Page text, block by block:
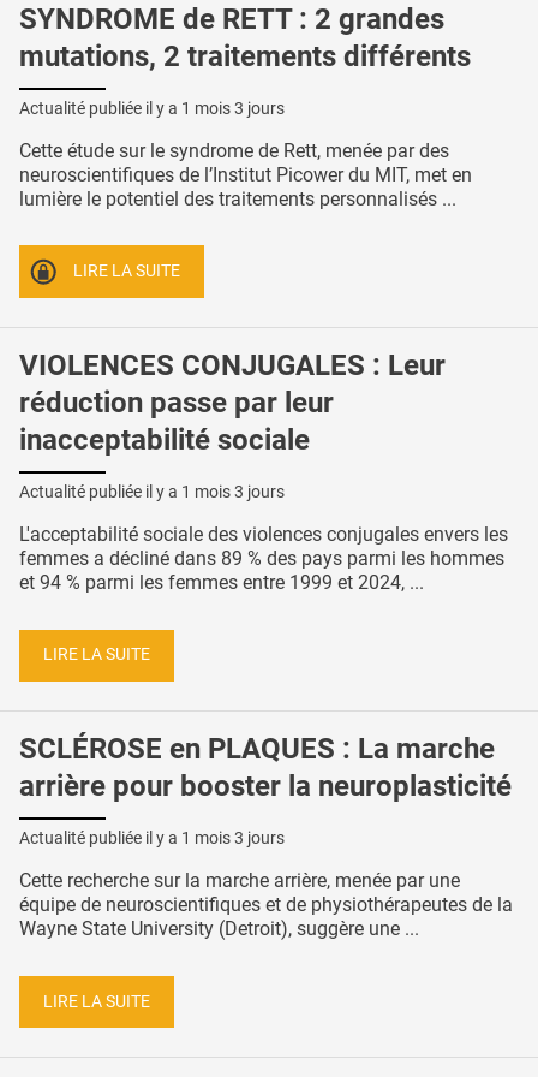
SYNDROME de RETT : 2 grandes
mutations, 2 traitements différents
Actualité publiée il y a 1 mois 3 jours
Cette étude sur le syndrome de Rett, menée par des
neuroscientifiques de l’Institut Picower du MIT, met en
lumière le potentiel des traitements personnalisés ...
LIRE LA SUITE
VIOLENCES CONJUGALES : Leur
réduction passe par leur
inacceptabilité sociale
Actualité publiée il y a 1 mois 3 jours
L'acceptabilité sociale des violences conjugales envers les
femmes a décliné dans 89 % des pays parmi les hommes
et 94 % parmi les femmes entre 1999 et 2024, ...
LIRE LA SUITE
SCLÉROSE en PLAQUES : La marche
arrière pour booster la neuroplasticité
Actualité publiée il y a 1 mois 3 jours
Cette recherche sur la marche arrière, menée par une
équipe de neuroscientifiques et de physiothérapeutes de la
Wayne State University (Detroit), suggère une ...
LIRE LA SUITE